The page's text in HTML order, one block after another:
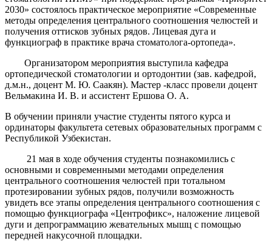
2030» состоялось практическое мероприятие «Современные
методы определения центрального соотношения челюстей и
получения оттисков зубных рядов. Лицевая дуга и
функциограф в практике врача стоматолога-ортопеда».
Организатором мероприятия выступила кафедра
ортопедической стоматологии и ортодонтии (зав. кафедрой,
д.м.н., доцент М. Ю. Саакян). Мастер -класс провели доцент
Вельмакина И. В. и ассистент Ершова О. А.
В обучении приняли участие студенты пятого курса и
ординаторы факультета сетевых образовательных программ с
Республикой Узбекистан.
21 мая в ходе обучения студенты познакомились с
основными и современными методами определения
центрального соотношения челюстей при тотальном
протезировании зубных рядов, получили возможность
увидеть все этапы определения центрального соотношения с
помощью функциографа «Центрофикс», наложение лицевой
дуги и депрограммацию жевательных мышц с помощью
передней накусочной площадки.